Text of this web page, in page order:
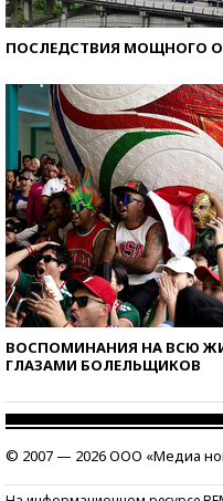
ПОСЛЕДСТВИЯ МОЩНОГО
ВОСПОМИНАНИЯ НА ВСЮ
ГЛАЗАМИ БОЛЕЛЬЩИКОВ
© 2007 — 2026 ООО «Медиа